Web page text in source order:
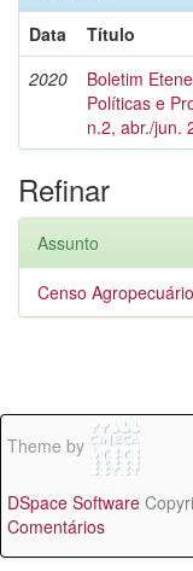
Data
Título
2020
Boletim
Políticas e
n.2, abr./jun.
Refinar
Assunto
Censo Agropecuário
Theme by
DSpace Software
Comentários